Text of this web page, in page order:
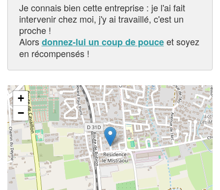
Je connais bien cette entreprise : je l'ai fait
intervenir chez moi, j'y ai travaillé, c'est un
proche !
Alorsdonnez-lui un coup de pouceet soyez
en récompensés !
+
−